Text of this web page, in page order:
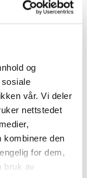
og
vår. Vi deler
nettstedet
kombinere den
for dem,
bruk av
This Product